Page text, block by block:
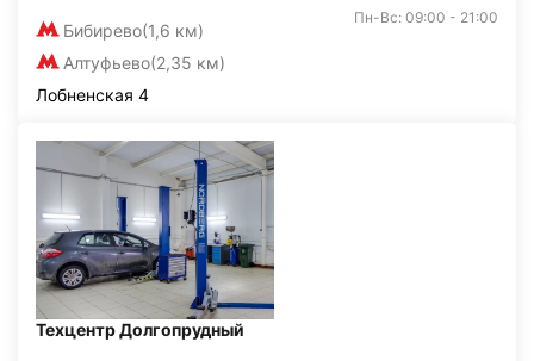
Бибирево(1,6 км)
Алтуфьево(2,35 км)
Пн-Вс: 09:00 - 21:00
Лобненская 4
Техцентр Долгопрудный